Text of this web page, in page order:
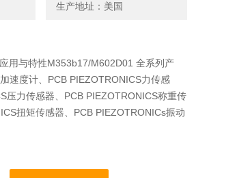
生产地址：美国
用与特性M353b17/M602D01 全系列产
速度计、PCB PIEZOTRONICS力传感
压力传感器、PCB PIEZOTRONICS称重传
扭矩传感器、PCB PIEZOTRONICs振动